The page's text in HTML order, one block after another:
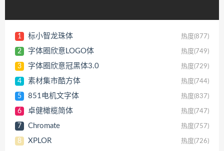
1 标小智龙珠体 热度(877)
2 字体圈欣意LOGO体 热度(749)
3 字体圈欣意冠黑体3.0 热度(729)
4 素材集市酷方体 热度(744)
5 851电机文字体 热度(837)
6 卓健橄榄简体 热度(747)
7 Chromate 热度(757)
8 XPLOR 热度(726)